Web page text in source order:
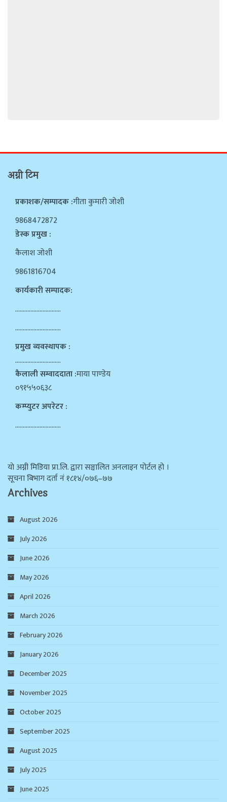
अग्नी टिम
प्रकाशक/सम्पादक :गीता कुमारी जोशी
9868472872
डेस्क प्रमुख :
कैलाश जोशी
9861816704
कार्यकारी सम्पादक:
…………………………
…………………………
प्रमुख व्यवस्थापक :
…………………………
कैलाली सम्वाददाता :माया पाण्डेय
०९१५५०६३८
कम्प्युटर अपरेटर :
…………………………
याे अग्नी मिडिया प्रा.लि. द्वारा सञ्चालित अनलाइन पोर्टल हो ।
सूचना बिभाग दर्ता न‌ं १८१४/०७६–७७
Archives
August 2026
July 2026
June 2026
May 2026
April 2026
March 2026
February 2026
January 2026
December 2025
November 2025
October 2025
September 2025
August 2025
July 2025
June 2025